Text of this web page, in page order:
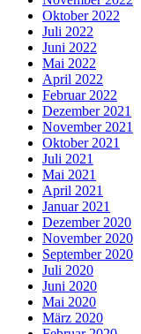
Oktober 2022
Juli 2022
Juni 2022
Mai 2022
April 2022
Februar 2022
Dezember 2021
November 2021
Oktober 2021
Juli 2021
Mai 2021
April 2021
Januar 2021
Dezember 2020
November 2020
September 2020
Juli 2020
Juni 2020
Mai 2020
März 2020